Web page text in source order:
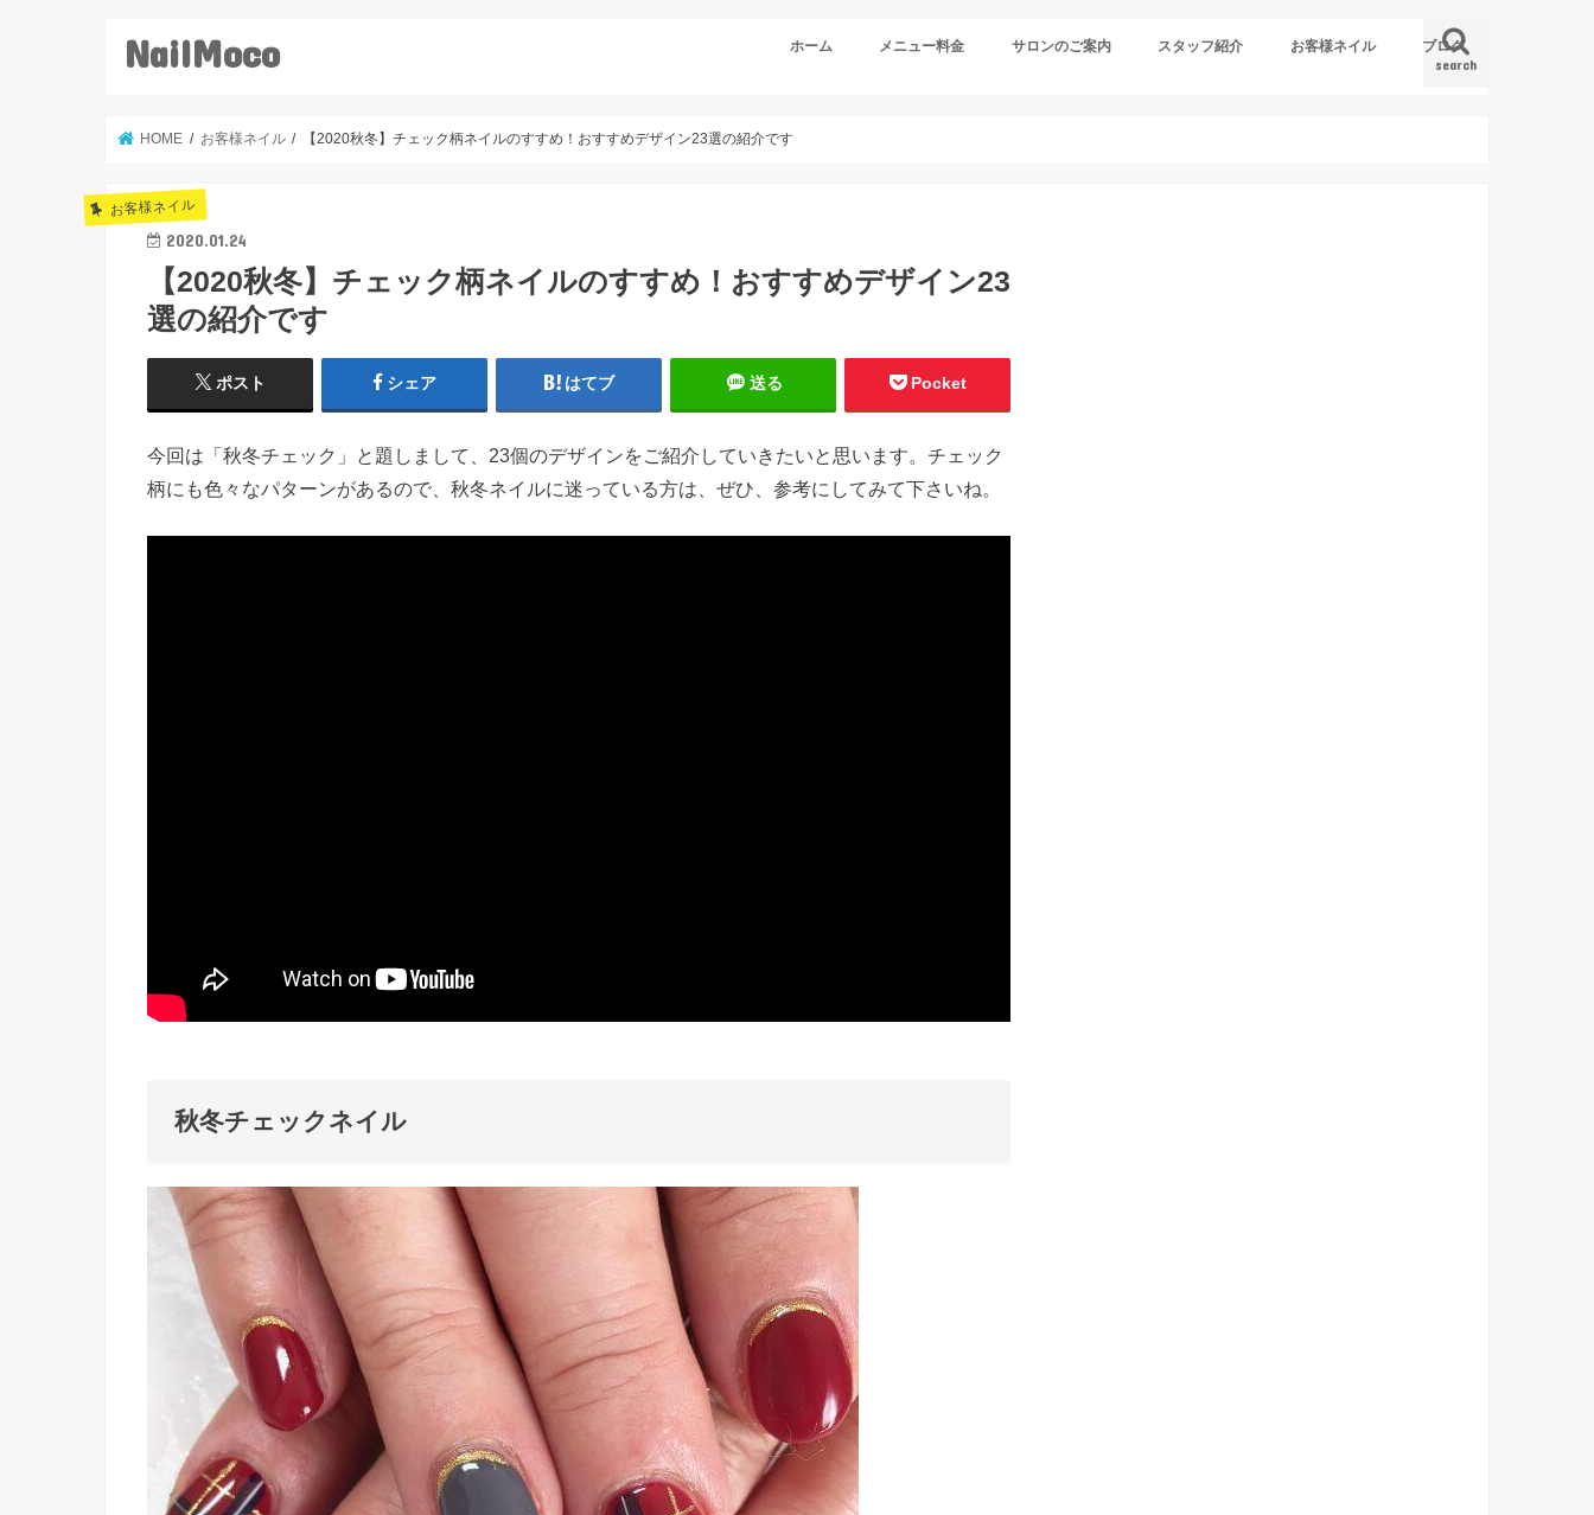
NailMoco search
ホーム メニュー料金 サロンのご案内 スタッフ紹介 お客様ネイル ブログ
HOME お客様ネイル 【2020秋冬】チェック柄ネイルのすすめ！おすすめデザイン23選の紹介です
お客様ネイル
2020.01.24
【2020秋冬】チェック柄ネイルのすすめ！おすすめデザイン23
選の紹介です
ポスト シェア はてブ 送る Pocket
今回は「秋冬チェック」と題しまして、23個のデザインをご紹介していきたいと思います。チェック
柄にも色々なパターンがあるので、秋冬ネイルに迷っている方は、ぜひ、参考にしてみて下さいね。
秋冬チェックネイル